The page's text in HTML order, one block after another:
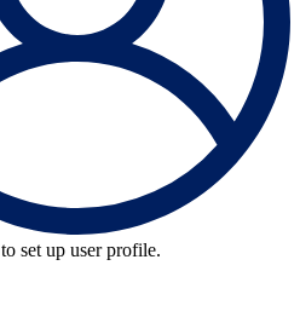
to set up user profile.